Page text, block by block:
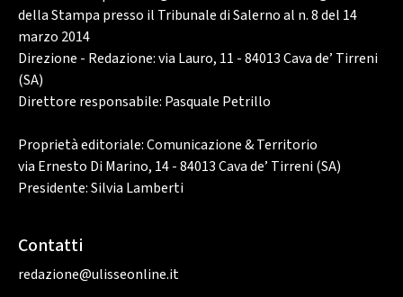
della Stampa presso il Tribunale di Salerno al n. 8 del 14
marzo 2014
Direzione - Redazione: via Lauro, 11 - 84013 Cava de’ Tirreni
(SA)
Direttore responsabile: Pasquale Petrillo
Proprietà editoriale: Comunicazione & Territorio
via Ernesto Di Marino, 14 - 84013 Cava de’ Tirreni (SA)
Presidente: Silvia Lamberti
Contatti
redazione@ulisseonline.it